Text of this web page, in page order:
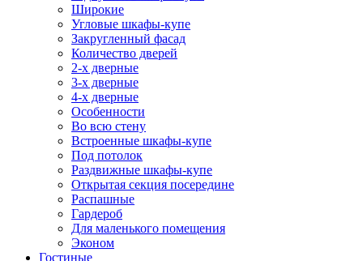
Широкие
Угловые шкафы-купе
Закругленный фасад
Количество дверей
2-х дверные
3-х дверные
4-х дверные
Особенности
Во всю стену
Встроенные шкафы-купе
Под потолок
Раздвижные шкафы-купе
Открытая секция посередине
Распашные
Гардероб
Для маленького помещения
Эконом
Гостиные